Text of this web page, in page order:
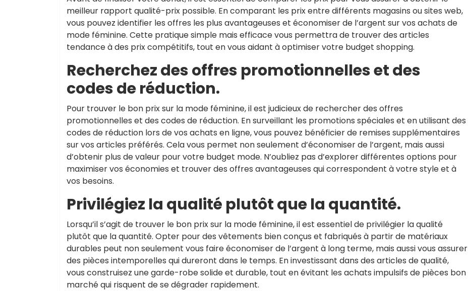
meilleur rapport qualité-prix possible. En comparant les prix entre différents magasins ou sites web,
vous pouvez identifier les offres les plus avantageuses et économiser de l’argent sur vos achats de
mode féminine. Cette pratique simple mais efficace vous permettra de trouver des articles
tendance à des prix compétitifs, tout en vous aidant à optimiser votre budget shopping.
Recherchez des offres promotionnelles et des
codes de réduction.
Pour trouver le bon prix sur la mode féminine, il est judicieux de rechercher des offres
promotionnelles et des codes de réduction. En surveillant les promotions spéciales et en utilisant des
codes de réduction lors de vos achats en ligne, vous pouvez bénéficier de remises supplémentaires
sur vos articles préférés. Cela vous permet non seulement d’économiser de l’argent, mais aussi
d’obtenir plus de valeur pour votre budget mode. N’oubliez pas d’explorer différentes options pour
maximiser vos économies et trouver des offres avantageuses qui correspondent à votre style et à
vos besoins.
Privilégiez la qualité plutôt que la quantité.
Lorsqu’il s’agit de trouver le bon prix sur la mode féminine, il est essentiel de privilégier la qualité
plutôt que la quantité. Opter pour des vêtements bien conçus et fabriqués à partir de matériaux
durables peut non seulement vous faire économiser de l’argent à long terme, mais aussi vous assurer
des pièces intemporelles qui dureront dans le temps. En investissant dans des articles de qualité,
vous construisez une garde-robe solide et durable, tout en évitant les achats impulsifs de pièces bon
marché qui risquent de se dégrader rapidement.